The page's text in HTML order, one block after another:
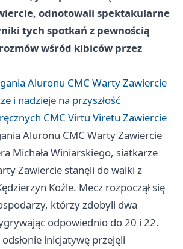
odnotowali spektakularne
tych spotkań z pewnością
wśród kibiców przez
Aluronu CMC Warty Zawiercie
i nadzieje na przyszłość
CMC Virtu Viretu Zawiercie
Aluronu CMC Warty Zawiercie
Michała Winiarskiego, siatkarze
Zawiercie stanęli do walki z
Koźle. Mecz rozpoczął się
którzy zdobyli dwa
odpowiednio do 20 i 22.
inicjatywę przejęli